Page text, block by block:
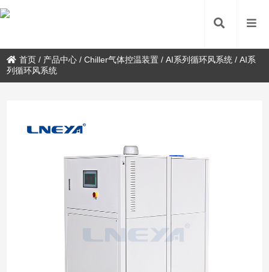
首页 / 产品中心 /Chiller气体控温装置 /AI系列循环风系统 /AI系
列循环风系统